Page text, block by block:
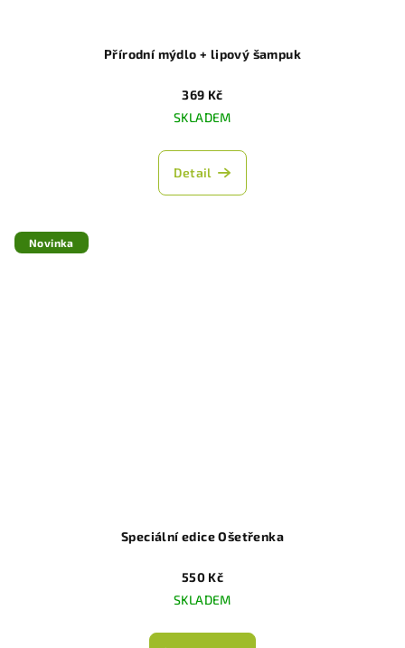
Přírodní mýdlo + lipový šampuk
369 Kč
SKLADEM
Detail
Novinka
Speciální edice Ošetřenka
550 Kč
SKLADEM